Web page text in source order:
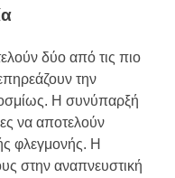
δύο από τις πιο
την
Η συνύπαρξή
να αποτελούν
φλεγμονής. Η
στην αναπνευστική